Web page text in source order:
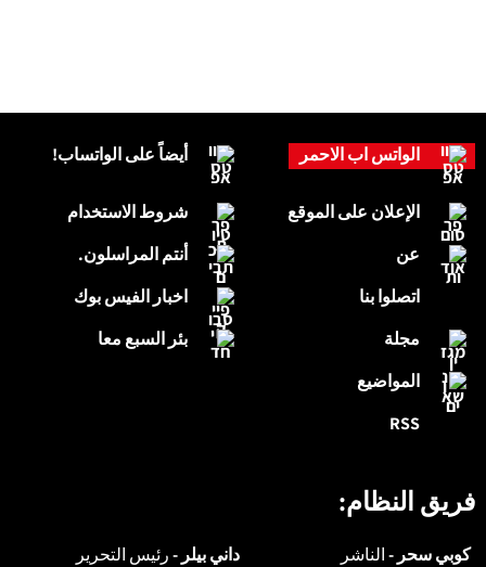
أيضاً على الواتساب!
شروط الاستخدام
أنتم المراسلون.
اخبار الفيس بوك
بئر السبع معا
الواتس اب الاحمر
الإعلان على الموقع
عن
اتصلوا بنا
مجلة
المواضيع
RSS
فريق النظام:
كوبي سحر -الناشر داني بيلر -رئيس التحرير